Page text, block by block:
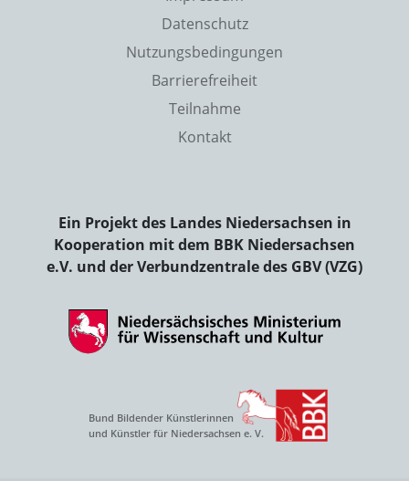
Datenschutz
Nutzungsbedingungen
Barrierefreiheit
Teilnahme
Kontakt
Ein Projekt des Landes Niedersachsen in
Kooperation mit dem BBK Niedersachsen
e.V. und der Verbundzentrale des GBV (VZG)
Bund Bildender Künstlerinnen
und Künstler für Niedersachsen e. V.